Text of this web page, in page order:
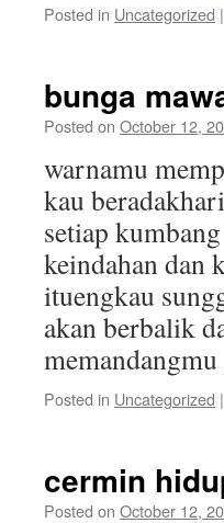
Posted in Uncategorized |
bunga
Posted on October 12,
warnamu
kau
setiap
keindahan dan
ituengkau
akan berbalik
Posted in Uncategorized |
cermin
Posted on October 12,